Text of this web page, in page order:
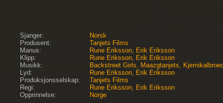
Sjanger:
Norsk
Produsent:
Tanjets Films
Manus:
Rune Eriksson, Erik Eriksson
Klipp:
Rune Eriksson, Erik Eriksson
Musikk:
Backstreet Girls, Maazgtanjets,
Lyd:
Rune Eriksson, Erik Eriksson
Produksjonsselskap:
Tanjets Films
Regi:
Rune Eriksson, Erik Eriksson
Opprinnelse:
Norge